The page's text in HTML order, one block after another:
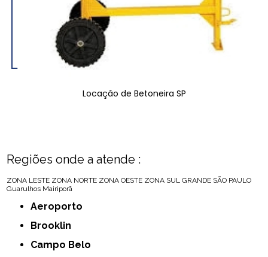
Locação de Betoneira SP
Regiões onde a atende :
ZONA LESTE ZONA NORTE ZONA OESTE ZONA SUL GRANDE SÃO PAULO
Guarulhos Mairiporã
Aeroporto
Brooklin
Campo Belo